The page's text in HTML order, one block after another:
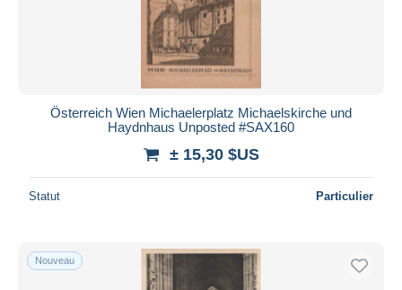
Österreich Wien Michaelerplatz Michaelskirche und
Haydnhaus Unposted #SAX160
± 15,30 $US
Statut Particulier
Nouveau